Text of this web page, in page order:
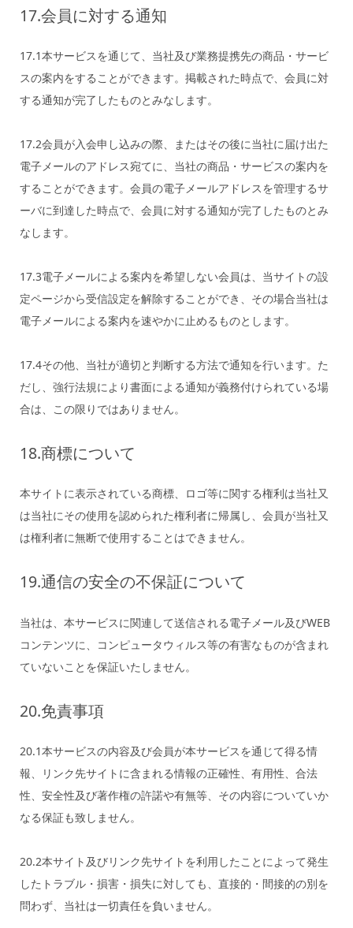
17.会員に対する通知
17.1本サービスを通じて、当社及び業務提携先の商品・サービ
スの案内をすることができます。掲載された時点で、会員に対
する通知が完了したものとみなします。
17.2会員が入会申し込みの際、またはその後に当社に届け出た
電子メールのアドレス宛てに、当社の商品・サービスの案内を
することができます。会員の電子メールアドレスを管理するサ
ーバに到達した時点で、会員に対する通知が完了したものとみ
なします。
17.3電子メールによる案内を希望しない会員は、当サイトの設
定ページから受信設定を解除することができ、その場合当社は
電子メールによる案内を速やかに止めるものとします。
17.4その他、当社が適切と判断する方法で通知を行います。た
だし、強行法規により書面による通知が義務付けられている場
合は、この限りではありません。
18.商標について
本サイトに表示されている商標、ロゴ等に関する権利は当社又
は当社にその使用を認められた権利者に帰属し、会員が当社又
は権利者に無断で使用することはできません。
19.通信の安全の不保証について
当社は、本サービスに関連して送信される電子メール及びWEB
コンテンツに、コンピュータウィルス等の有害なものが含まれ
ていないことを保証いたしません。
20.免責事項
20.1本サービスの内容及び会員が本サービスを通じて得る情
報、リンク先サイトに含まれる情報の正確性、有用性、合法
性、安全性及び著作権の許諾や有無等、その内容についていか
なる保証も致しません。
20.2本サイト及びリンク先サイトを利用したことによって発生
したトラブル・損害・損失に対しても、直接的・間接的の別を
問わず、当社は一切責任を負いません。